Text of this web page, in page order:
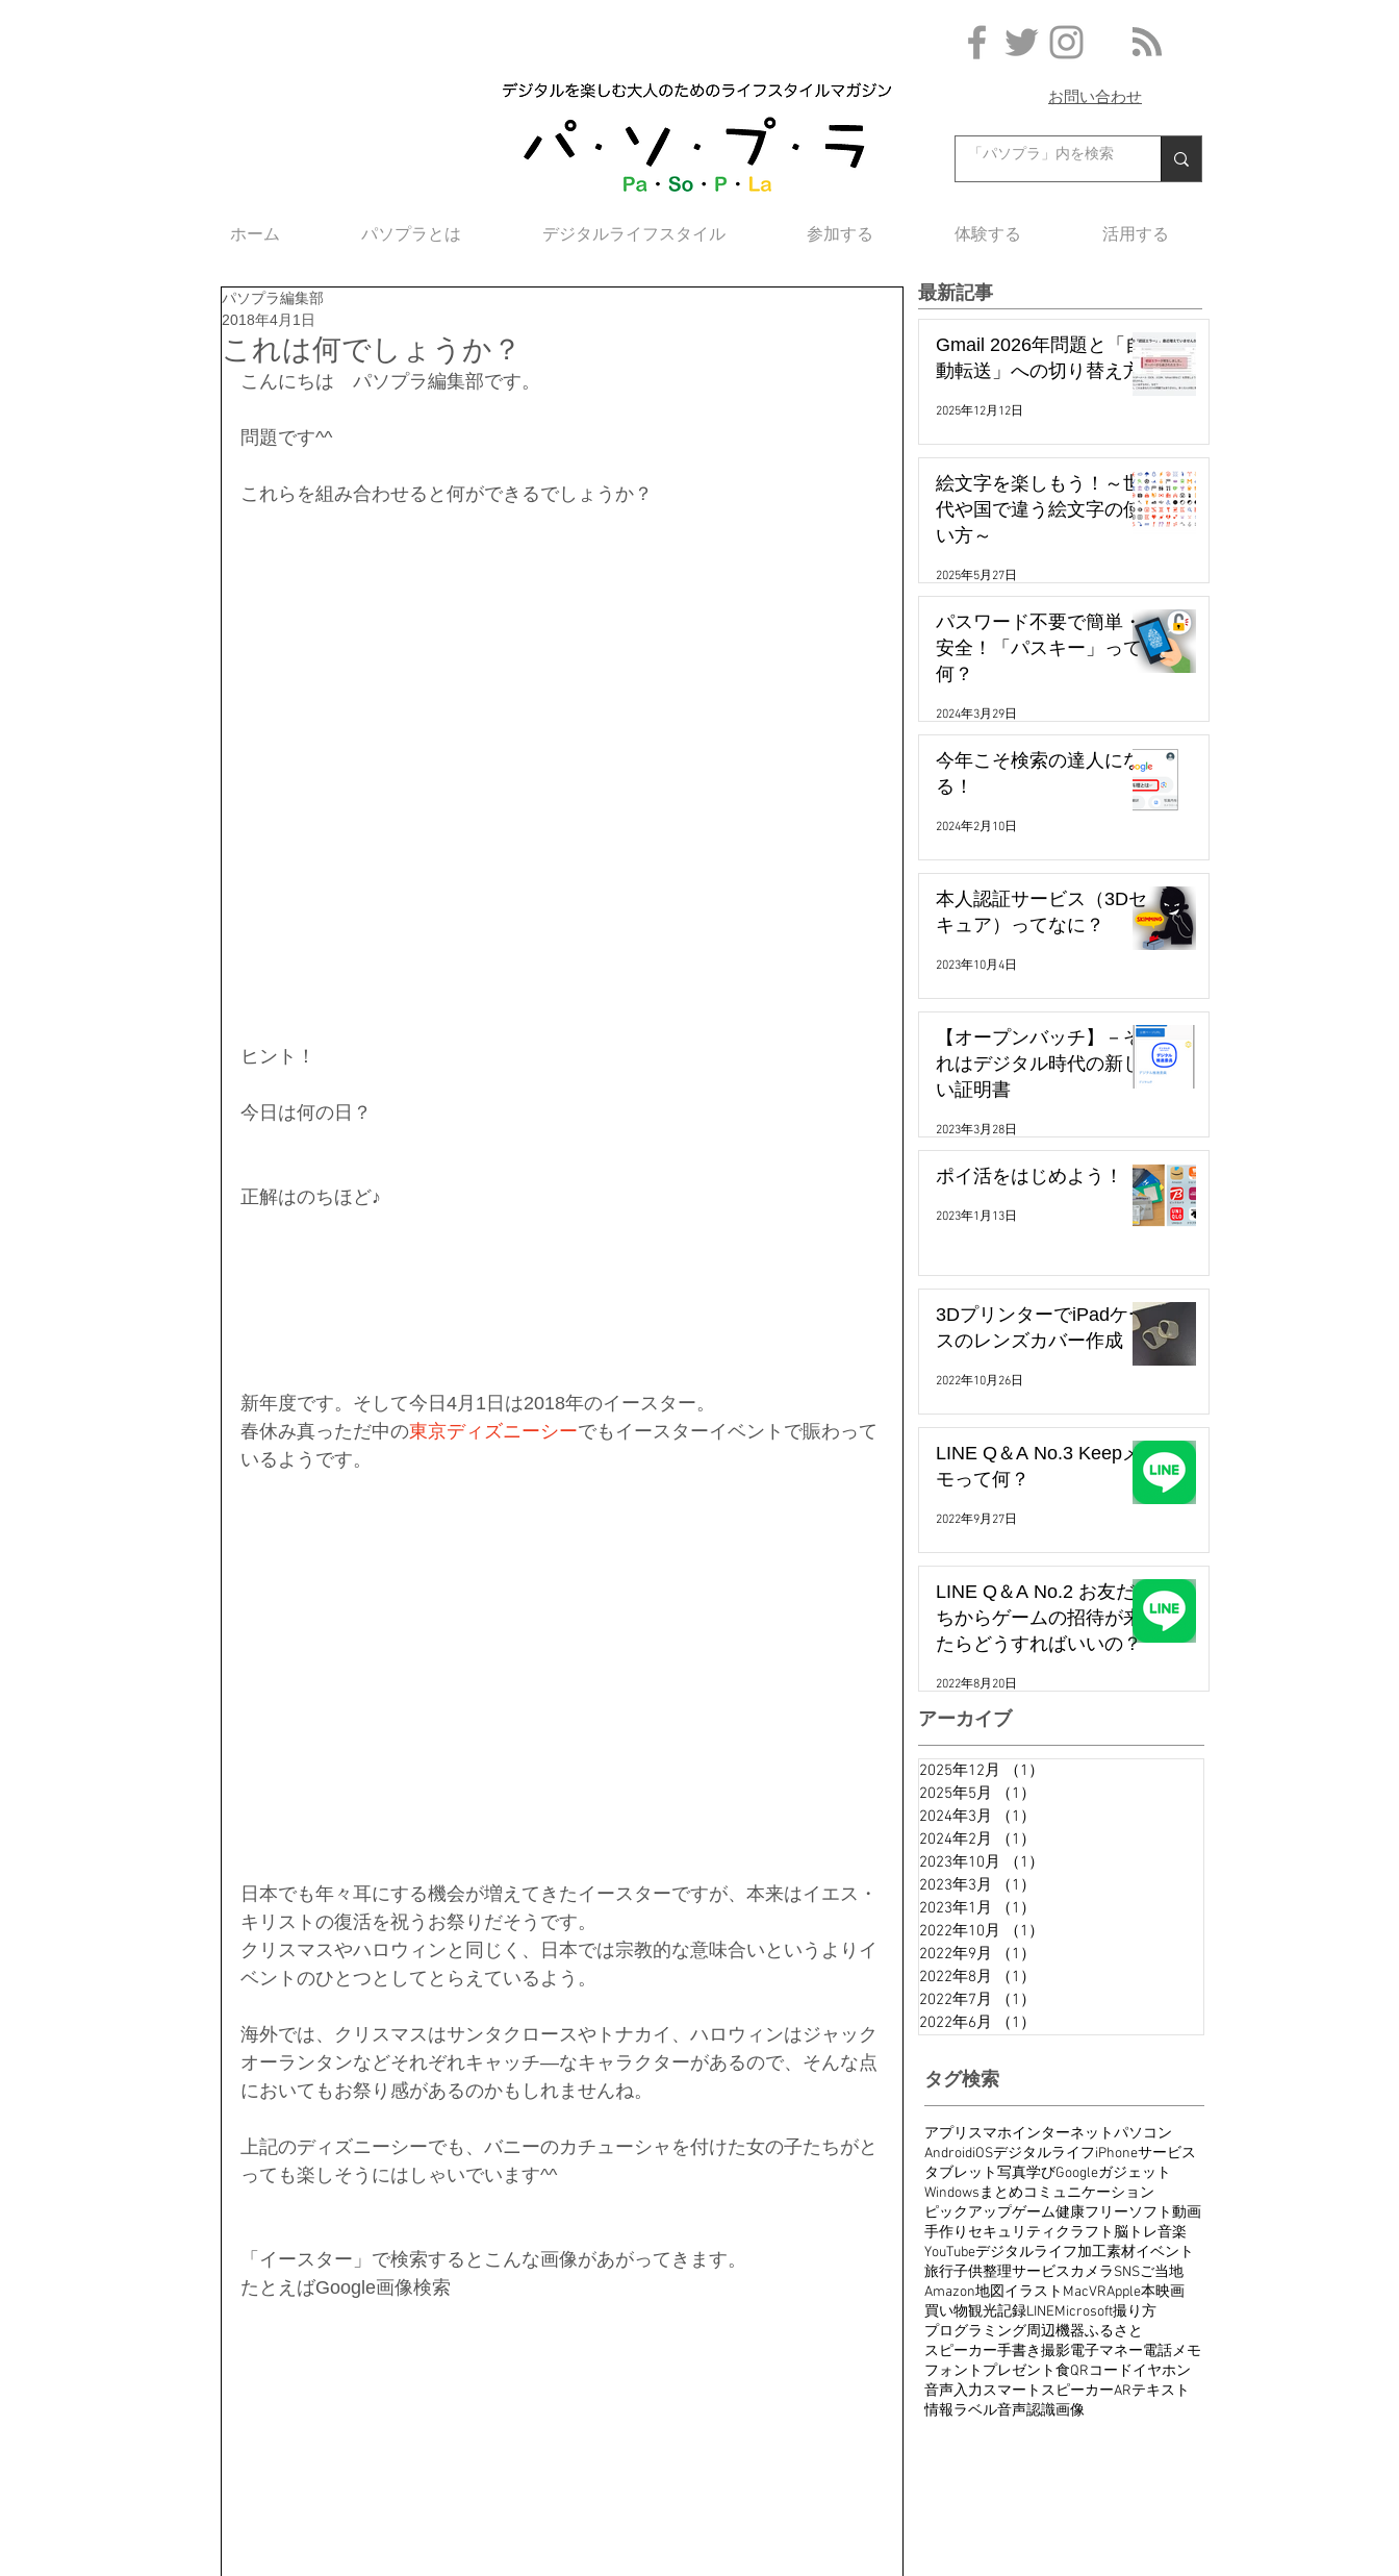
お問い合わせ
ホーム パソプラとは デジタルライフスタイル 参加する 体験する 活用する
これは何でしょうか？
パソプラ編集部
2018年4月1日
こんにちは　パソプラ編集部です。
問題です^^
これらを組み合わせると何ができるでしょうか？
ヒント！
今日は何の日？
正解はのちほど♪
新年度です。そして今日4月1日は2018年のイースター。
春休み真っただ中の東京ディズニーシーでもイースターイベントで賑わって
いるようです。
日本でも年々耳にする機会が増えてきたイースターですが、本来はイエス・
キリストの復活を祝うお祭りだそうです。
クリスマスやハロウィンと同じく、日本では宗教的な意味合いというよりイ
ベントのひとつとしてとらえているよう。
海外では、クリスマスはサンタクロースやトナカイ、ハロウィンはジャック
オーランタンなどそれぞれキャッチ―なキャラクターがあるので、そんな点
においてもお祭り感があるのかもしれませんね。
上記のディズニーシーでも、バニーのカチューシャを付けた女の子たちがと
っても楽しそうにはしゃいでいます^^
「イースター」で検索するとこんな画像があがってきます。
たとえばGoogle画像検索
最新記事
Gmail 2026年問題と「自
動転送」への切り替え方
2025年12月12日
絵文字を楽しもう！～世
代や国で違う絵文字の使
い方～
2025年5月27日
パスワード不要で簡単・
安全！「パスキー」って
何？
2024年3月29日
今年こそ検索の達人にな
る！
2024年2月10日
本人認証サービス（3Dセ
キュア）ってなに？
2023年10月4日
【オープンバッチ】－そ
れはデジタル時代の新し
い証明書
2023年3月28日
ポイ活をはじめよう！
2023年1月13日
3DプリンターでiPadケー
スのレンズカバー作成
2022年10月26日
LINE Q＆A No.3 Keepメ
モって何？
2022年9月27日
LINE Q＆A No.2 お友だ
ちからゲームの招待が来
たらどうすればいいの？
2022年8月20日
アーカイブ
2025年12月 （1）
2025年5月
（1）
2024年3月
（1）
2024年2月
（1）
2023年10月
（1）
2023年3月
（1）
2023年1月
（1）
2022年10月
（1）
2022年9月
（1）
2022年8月
（1）
2022年7月
（1）
2022年6月
（1）
タグ検索
アプリ スマホインターネットパソコン
AndroidiOSデジタルライフiPhoneサービス
タブレット写真学びGoogleガジェット
Windowsまとめコミュニケーション
ピックアップゲーム健康フリーソフト動画
手作り セキュリティ クラフト脳トレ音楽
YouTubeデジタルライフ加工素材イベント
旅行子供整理サービスカメラSNSご当地
Amazon地図イラスト MacVRApple本映画
買い物観光記録LINEMicrosoft撮り方
プログラミング周辺機器ふるさと
スピーカー手書き撮影電子マネー電話メモ
フォント プレゼント食QRコードイヤホン
音声入力スマートスピーカーARテキスト
情報ラベル音声認識画像